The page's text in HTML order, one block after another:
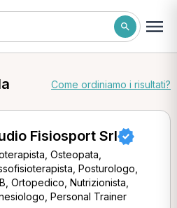
Come ordiniamo i risultati?
Fisiosport Srl
Osteopata,
Posturologo,
Ortopedico, Nutrizionista,
Personal Trainer